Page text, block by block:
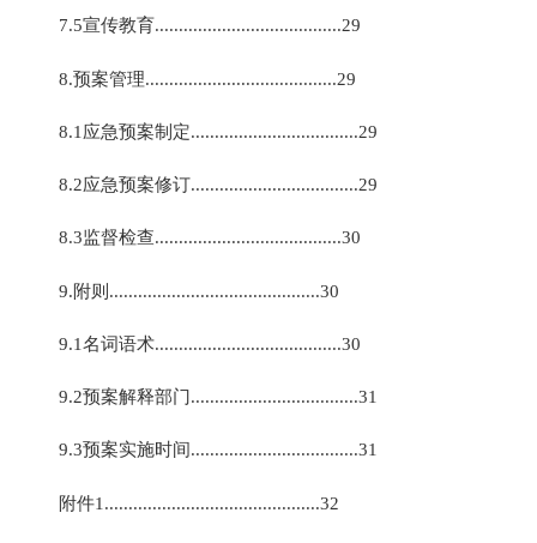
7.5宣传教育.......................................29
8.预案管理........................................29
8.1应急预案制定...................................29
8.2应急预案修订...................................29
8.3监督检查.......................................30
9.附则............................................30
9.1名词语术.......................................30
9.2预案解释部门...................................31
9.3预案实施时间...................................31
附件1.............................................32